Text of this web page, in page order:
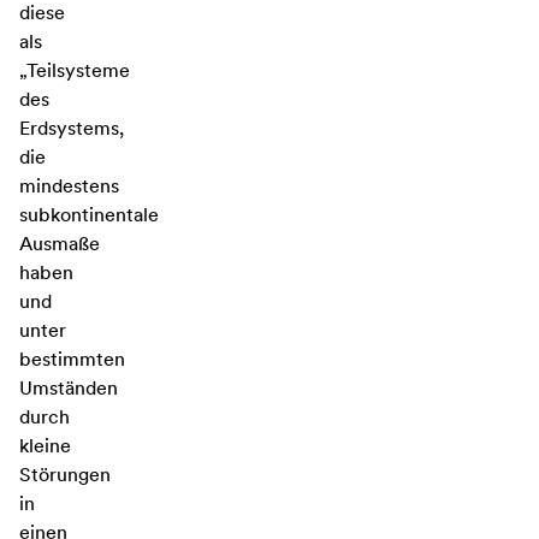
diese
als
„Teilsysteme
des
Erdsystems,
die
mindestens
subkontinentale
Ausmaße
haben
und
unter
bestimmten
Umständen
durch
kleine
Störungen
in
einen